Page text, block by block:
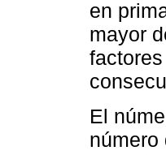
en
mayor
El
número